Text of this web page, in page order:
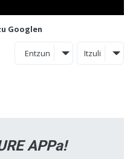
Googlen
Entzun Itzuli
APPa!